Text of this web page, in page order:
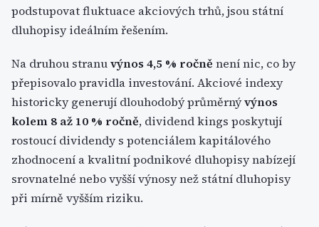
podstupovat fluktuace akciových trhů, jsou státní
dluhopisy ideálním řešením.
Na druhou stranuvýnos 4,5 % ročně není nic, co by
přepisovalo pravidla investování. Akciové indexy
historicky generují dlouhodobý průměrnývýnos
kolem 8 až 10 % ročně, dividend kings poskytují
rostoucí dividendy s potenciálem kapitálového
zhodnocení a kvalitní podnikové dluhopisy nabízejí
srovnatelné nebo vyšší výnosy než státní dluhopisy
při mírně vyšším riziku.